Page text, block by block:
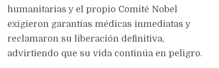
humanitarias y el propio Comité Nobel
exigieron garantías médicas inmediatas y
reclamaron su liberación definitiva,
advirtiendo que su vida continúa en peligro.